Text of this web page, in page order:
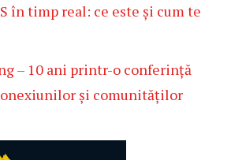
în timp real: ce este și cum te
– 10 ani printr-o conferință
și comunităților